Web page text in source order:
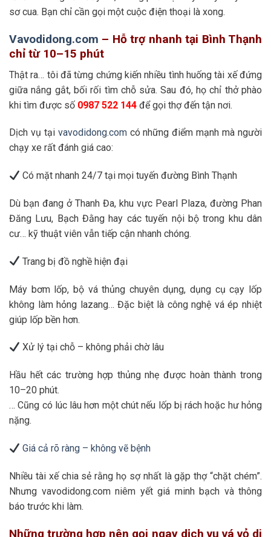
sơ cua. Bạn chỉ cần gọi một cuộc điện thoại là xong.
Vavodidong.com – Hỗ trợ nhanh tại Bình Thạnh
chỉ từ 10–15 phút
Thật ra… tôi đã từng chứng kiến nhiều tình huống tài xế đứng
giữa nắng gắt, bối rối tìm chỗ sửa. Sau đó, họ chỉ thở phào
khi tìm được số 0987 522 144 để gọi thợ đến tận nơi.
Dịch vụ tại vavodidong.comcó những điểm mạnh mà người
chạy xe rất đánh giá cao:
Có mặt nhanh 24/7 tại mọi tuyến đường Bình Thạnh
Dù bạn đang ở Thanh Đa, khu vực Pearl Plaza, đường Phan
Đăng Lưu, Bạch Đằng hay các tuyến nội bộ trong khu dân
cư… kỹ thuật viên vẫn tiếp cận nhanh chóng.
Trang bị đồ nghề hiện đại
Máy bơm lốp, bộ vá thủng chuyên dụng, dụng cụ cạy lốp
không làm hỏng lazang… Đặc biệt là công nghệ vá ép nhiệt
giúp lốp bền hơn.
Xử lý tại chỗ – không phải chờ lâu
Hầu hết các trường hợp thủng nhẹ được hoàn thành trong
10–20 phút.
… Cũng có lúc lâu hơn một chút nếu lốp bị rách hoặc hư hỏng
nặng.
Giá cả rõ ràng – không vẽ bệnh
Nhiều tài xế chia sẻ rằng họ sợ nhất là gặp thợ “chặt chém”.
Nhưng vavodidong.com niêm yết giá minh bạch và thông
báo trước khi làm.
Những trường hợp nên gọi ngay dịch vụ vá vỏ di